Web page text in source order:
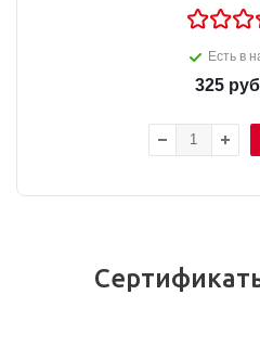
Есть в
325